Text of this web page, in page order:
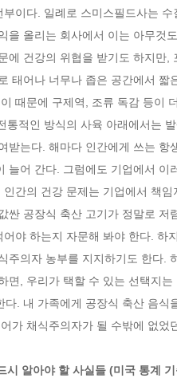
이다. 일례로 스미스필드사는
을 올리는 회사에서 이는 아무것
에 건강의 위협을 받기도 하지만
태어나 너무나 좁은 공간에서
때문에 구제역, 조류 독감 등이
통적인 방식의 사육 아래에서는
받는다. 해마다 인간에게 쓰는
늘어 간다. 그럼에도 기업에서
간의 건강 문제는 기업에서 책
싼 공장식 축산 고기가 정말로
야 하는지 자문해 봐야 한다.
주의자 농부를 지지하기도 한다.
면, 우리가 택할 수 있는 선택지
다. 내 가족에게 공장식 축산 음
가 채식주의자가 될 수밖에 없
시 알아야 할 사실들 (미국 통계